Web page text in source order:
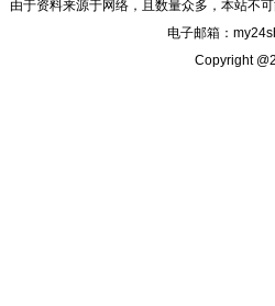
由于资料来源于网络，且数量众多，本站不
电子邮箱：
Copyright